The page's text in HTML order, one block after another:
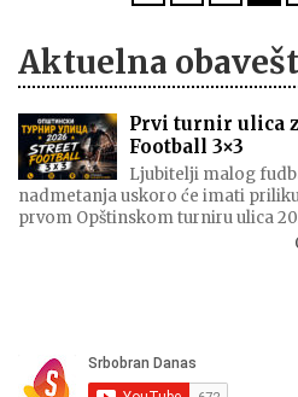
Aktuelna
Prvi turnir ulica
Football 3×3
Ljubitelji malog
nadmetanja uskoro će imati
prvom Opštinskom turniru ulica